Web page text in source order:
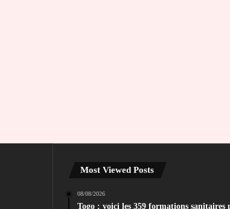
Most Viewed Posts
08/08/2026
Togo : voici les 359 formations sanitaires